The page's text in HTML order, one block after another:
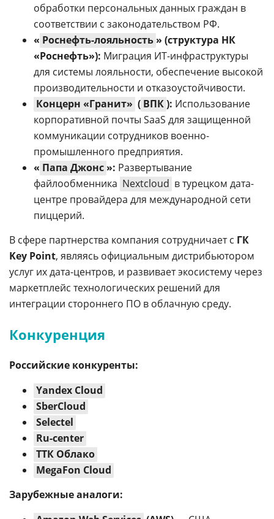
обработки персональных данных граждан в
соответствии с законодательством РФ.
« Роснефть-лояльность » (структура НК
«Роснефть»): Миграция ИТ-инфраструктуры
для системы лояльности, обеспечение высокой
производительности и отказоустойчивости.
Концерн «Гранит» ( ВПК): Использование
корпоративной почты SaaS для защищенной
коммуникации сотрудников военно-
промышленного предприятия.
« Папа Джонс »: Развертывание
файлообменника Nextcloud в турецком дата-
центре провайдера для международной сети
пиццерий.
В сфере партнерства компания сотрудничает с ГК
Key Point, являясь официальным дистрибьютором
услуг их дата-центров, и развивает экосистему через
маркетплейс технологических решений для
интеграции стороннего ПО в облачную среду.
Конкуренция
Российские конкуренты:
Yandex Cloud
SberCloud
Selectel
Ru-center
ТТК Облако
MegaFon Cloud
Зарубежные аналоги: